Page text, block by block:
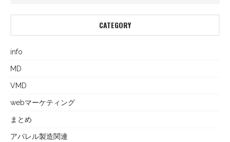
CATEGORY
info
MD
VMD
webマーケティング
まとめ
アパレル製造関連